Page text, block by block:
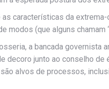
características da
modos (que alguns chamam
a bancada governista
decoro junto ao conselho de
alvos de processos,